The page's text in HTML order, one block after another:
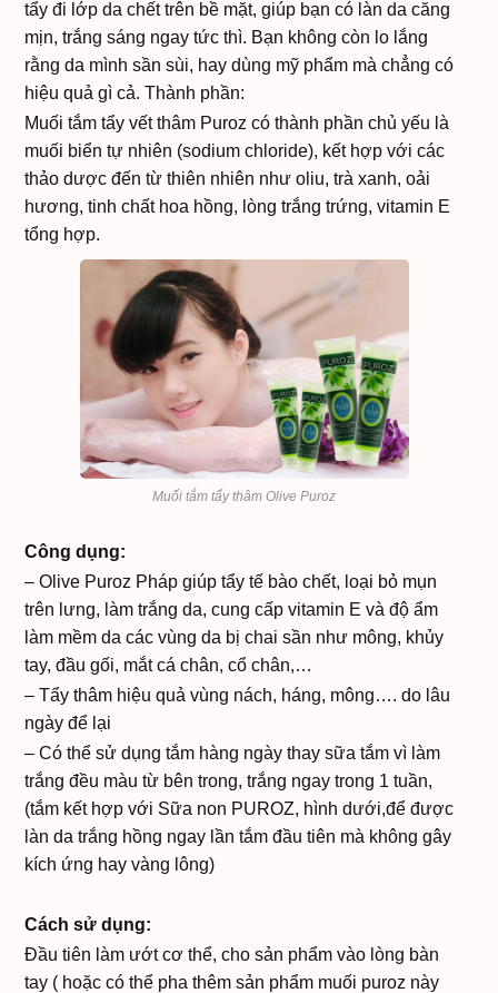
tẩy đi lớp da chết trên bề mặt, giúp bạn có làn da căng
mịn, trắng sáng ngay tức thì. Bạn không còn lo lắng
rằng da mình sần sùi, hay dùng mỹ phẩm mà chẳng có
hiệu quả gì cả. Thành phần:
Muối tắm tẩy vết thâm Puroz có thành phần chủ yếu là
muối biển tự nhiên (sodium chloride), kết hợp với các
thảo dược đến từ thiên nhiên như oliu, trà xanh, oải
hương, tinh chất hoa hồng, lòng trắng trứng, vitamin E
tổng hợp.
Muối tắm tẩy thâm Olive Puroz
Công dụng:
– Olive Puroz Pháp giúp tẩy tế bào chết, loại bỏ mụn
trên lưng, làm trắng da, cung cấp vitamin E và độ ẩm
làm mềm da các vùng da bị chai sần như mông, khủy
tay, đầu gối, mắt cá chân, cổ chân,…
– Tẩy thâm hiệu quả vùng nách, háng, mông…. do lâu
ngày để lại
– Có thể sử dụng tắm hàng ngày thay sữa tắm vì làm
trắng đều màu từ bên trong, trắng ngay trong 1 tuần,
(tắm kết hợp với Sữa non PUROZ, hình dưới,để được
làn da trắng hồng ngay lần tắm đầu tiên mà không gây
kích ứng hay vàng lông)
Cách sử dụng:
Đầu tiên làm ướt cơ thể, cho sản phẩm vào lòng bàn
tay ( hoặc có thể pha thêm sản phẩm muối puroz này